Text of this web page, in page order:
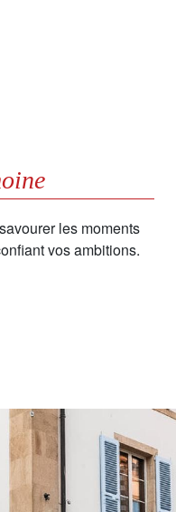
les moments
vos ambitions.